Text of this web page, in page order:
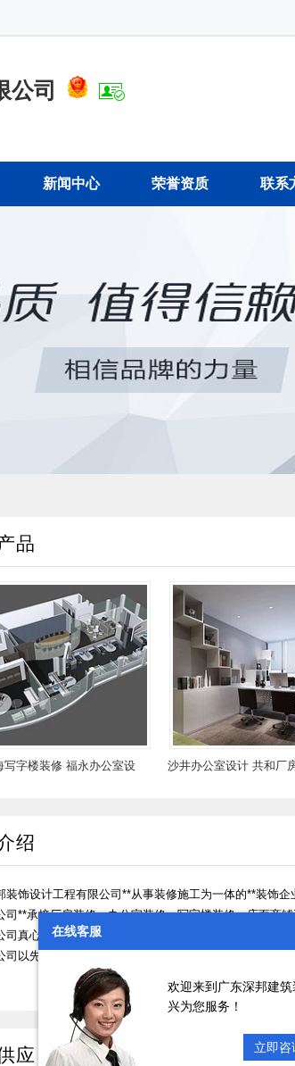
公司
新闻中心 荣誉资质 联系
品
沙井办公室设计 共和厂房装修
深圳工厂改
绍
装饰设计工程有限公司**从事装修施工为一体的**装饰
司**承接厂房装修，办公室装修，写字楼装修，店面商
司真心诚意为客户装修服务的宗旨，为客户营造环保，温
司以先进的设计理念，深刻的设计功底为先导，以规范
应
在线客服
欢迎来到广东深邦建
兴为您服务！
立即咨